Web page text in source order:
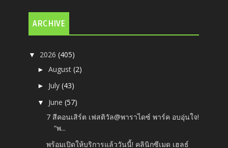
ARCHIVE
▼ 2026(405)
►August(2)
► July(43)
▼ June(57)
7 สีคอนเสิร์ต เฟสติวัล@พาราไดซ์ พาร์ค อบอุ่นใจ!
“พ...
พร้อมเปิดให้บริการแล้ววันนี้! คลินิกซีเมด เฮลธ์